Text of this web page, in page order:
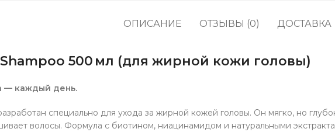
Соусы, приправы и
Снеки, сладости,
жевательные резинки,
кофе
ОПИСАНИЕ ОТЗЫВЫ (0) ДОСТАВКА
500 мл (для жирной кожи головы)
— каждый день.
специально для ухода за жирной кожей головы. Он мягко, но
волосы. Формула с биотином, ниацинамидом и натуральными